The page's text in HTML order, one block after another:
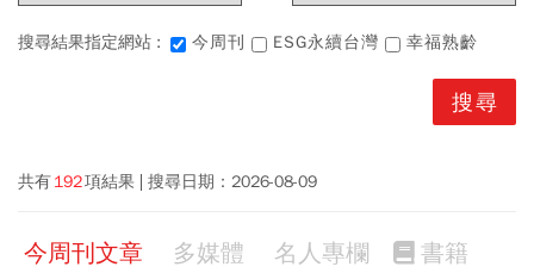
搜尋結果指定網站 : 今周刊 ESG永續台灣 幸福熟齡
共有192項結果 搜尋日期： 2026-08-09
今周刊文章 多媒體 名人專欄 書籍